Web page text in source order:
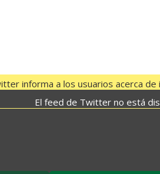
informa a los usuarios acerca de
El feed de Twitter no está